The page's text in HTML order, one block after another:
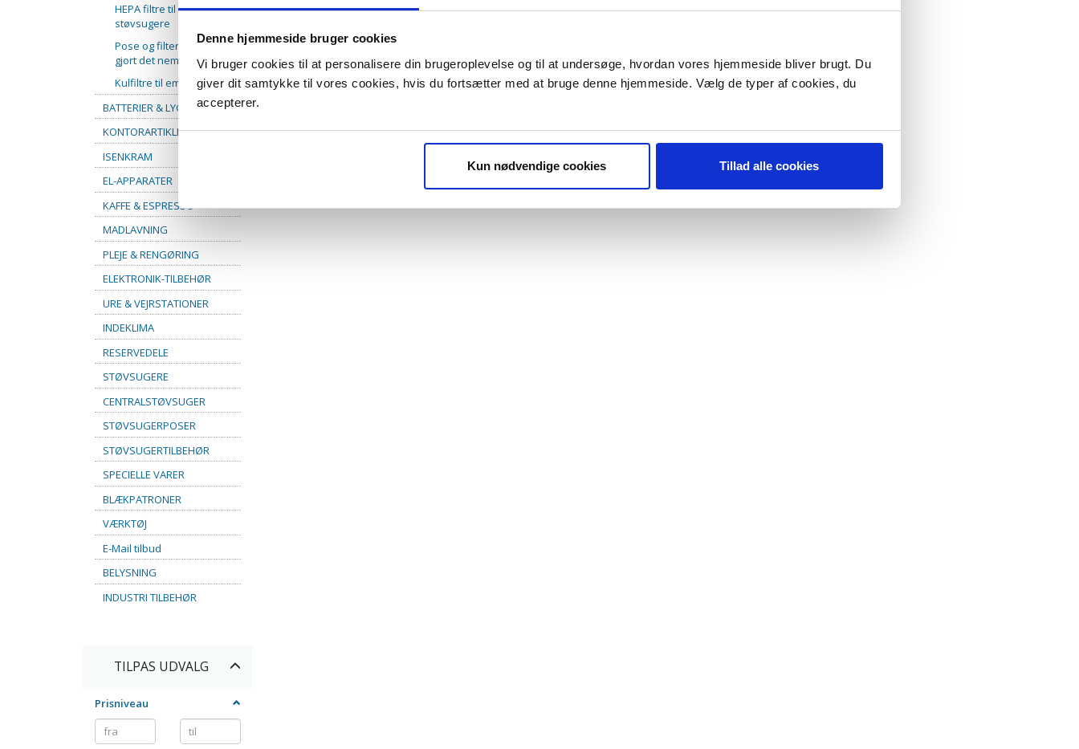
Denne hjemmeside bruger cookies
Vi bruger cookies til at personalisere din brugeroplevelse og til at undersøge, hvordan vores hjemmeside bliver brugt. Du
giver dit samtykke til vores cookies, hvis du fortsætter med at bruge denne hjemmeside. Vælg de typer af cookies, du
accepterer.
Kun nødvendige cookies Tillad alle cookies
HEPA filtre til
støvsugere
Pose og filtersæt. Vi har
gjort det nemt
Kulfiltre til emhætte
BATTERIER & LYGTER
KONTORARTIKLER
ISENKRAM
EL-APPARATER
KAFFE & ESPRESSO
MADLAVNING
PLEJE & RENGØRING
ELEKTRONIK-TILBEHØR
URE & VEJRSTATIONER
INDEKLIMA
RESERVEDELE
STØVSUGERE
CENTRALSTØVSUGER
STØVSUGERPOSER
STØVSUGERTILBEHØR
SPECIELLE VARER
BLÆKPATRONER
VÆRKTØJ
E-Mail tilbud
BELYSNING
INDUSTRI TILBEHØR
TILPAS UDVALG
Prisniveau